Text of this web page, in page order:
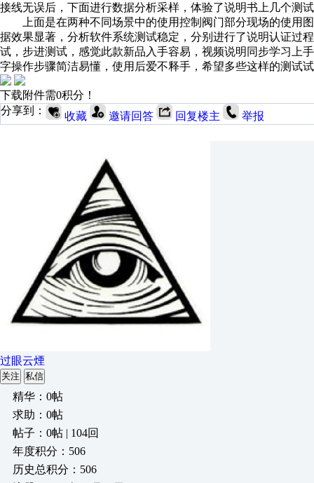
接线无误后，下面进行数据分析采样，体验了说明书上几个测
上面是在两种不同场景中的使用控制阀门部分现场的使用
据效果显著，分析软件系统测试稳定，分别进行了说明认证过
试，步进测试，感觉此款新品入手容易，视频说明同步学习上
字操作步骤简洁易懂，使用后爱不释手，希望多些这样的测试
下载附件需0积分！
分享到：
收藏 邀请回答 回复楼主 举报
过眼云煙
关注 私信
精华：0帖
求助：0帖
帖子：0帖 | 104回
年度积分：506
历史总积分：506